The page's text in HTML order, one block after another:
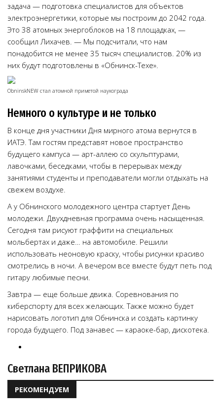
задача — подготовка специалистов для объектов
электроэнергетики, которые мы построим до 2042 года.
Это 38 атомных энергоблоков на 18 площадках, —
сообщил Лихачев. — Мы подсчитали, что нам
понадобится не менее 35 тысяч специалистов. 20% из
них будут подготовлены в «Обнинск-Техе».
ObninskNEW стал атомной приметой наукограда
Немного о культуре и не только
В конце дня участники Дня мирного атома вернутся в
ИАТЭ. Там гостям представят новое пространство
будущего кампуса — арт-аллею со скульптурами,
лавочками, беседками, чтобы в перерывах между
занятиями студенты и преподаватели могли отдыхать на
свежем воздухе.
А у Обнинского молодежного центра стартует День
молодежи. Двухдневная программа очень насыщенная.
Сегодня там рисуют граффити на специальных
мольбертах и даже… на автомобиле. Решили
использовать неоновую краску, чтобы рисунки красиво
смотрелись в ночи. А вечером все вместе будут петь под
гитару любимые песни.
Завтра — еще больше движа. Соревнования по
киберспорту для всех желающих. Также можно будет
нарисовать логотип для Обнинска и создать картинку
города будущего. Под занавес — караоке-бар, дискотека.
Светлана ВЕПРИКОВА
РЕКОМЕНДУЕМ